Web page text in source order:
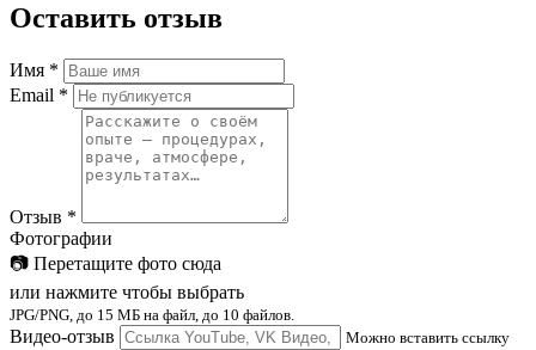
Оставить отзыв
Имя *
Email *
Отзыв *
Фотографии
📷 Перетащите фото сюда
или нажмите чтобы выбрать
JPG/PNG, до 15 МБ на файл, до 10 файлов.
Видео-отзыв
Можно вставить ссылку